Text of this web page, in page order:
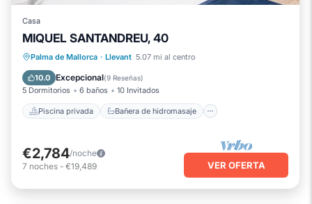
Casa
MIQUEL SANTANDREU, 40
Palma de Mallorca · Llevant 5.07 mi al centro
10.0 Excepcional(9 Reseñas)
5 Dormitorios 6 baños 10 Invitados
Piscina privada Bañera de hidromasaje
Piscina privada
Bañera de hidromasaje
Piscina
Balcón/Terraza
€2,784/noche
7 noches - €19,489 VER OFERTA